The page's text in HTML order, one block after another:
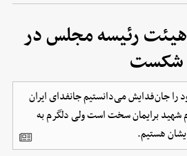
رئیسه مجلس در
شکست
جان‌فدایش می‌دانستیم جانفدای ایران
برایمان سخت است ولی دلگرم به
هستیم.